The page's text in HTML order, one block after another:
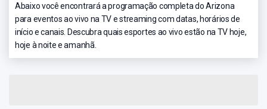
Abaixo você encontrará a programação completa do Arizona
para eventos ao vivo na TV e streaming com datas, horários de
início e canais. Descubra quais esportes ao vivo estão na TV hoje,
hoje à noite e amanhã.